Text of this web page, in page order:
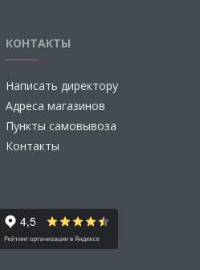
КОНТАКТЫ
Написать директору
Адреса магазинов
Пункты самовывоза
Контакты